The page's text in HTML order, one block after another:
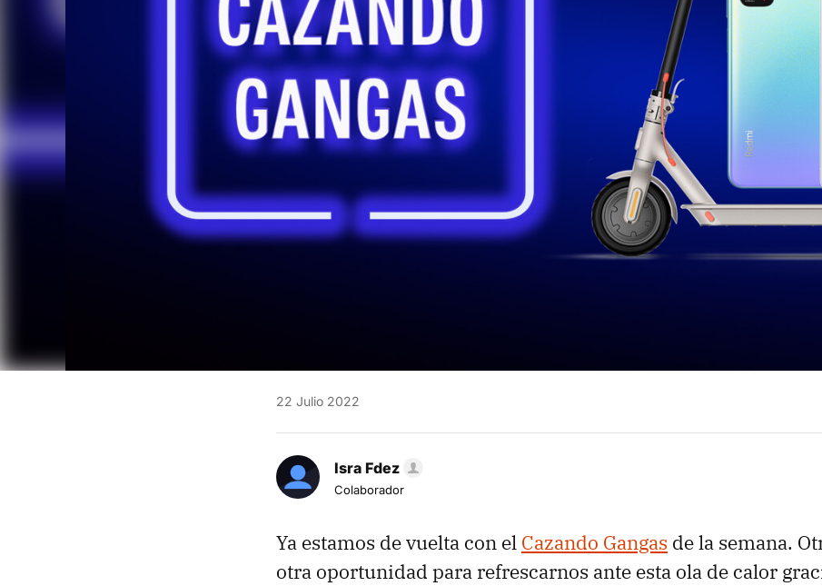
22 Julio 2022
Isra Fdez
Colaborador
Ya estamos de vuelta con el Cazando Gangas de la semana.
otra oportunidad para refrescarnos ante esta ola de calor